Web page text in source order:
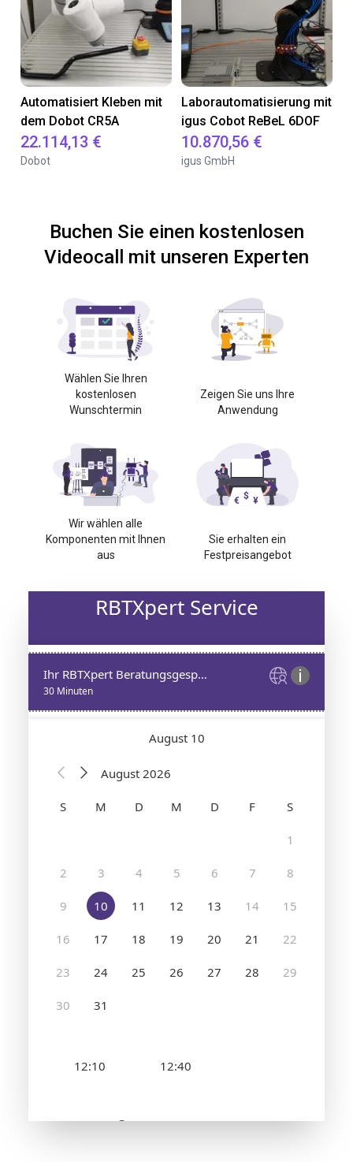
Automatisiert Kleben mit
dem Dobot CR5A
22.114,13 €
Dobot
Laborautomatisierung mit
igus Cobot ReBeL 6DOF
10.870,56 €
igus GmbH
Buchen Sie einen kostenlosen
Videocall mit unseren Experten
Wählen Sie Ihren
kostenlosen
Wunschtermin
Zeigen Sie uns Ihre
Anwendung
Wir wählen alle
Komponenten mit Ihnen
aus
Sie erhalten ein
Festpreisangebot